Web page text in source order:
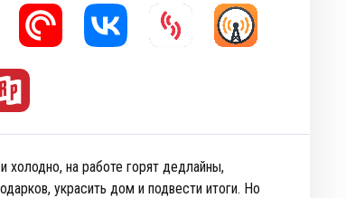
на работе горят дедлайны,
украсить дом и подвести итоги. Но